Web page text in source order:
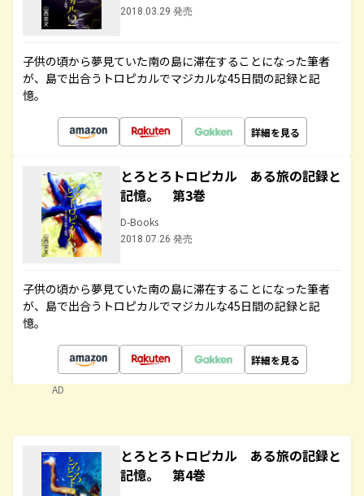
2018.03.29 発売
子供の頃から夢見ていた南の島に滞在することになった筆者
が、島で出合うトロピカルでマジカルな45日間の記録と記
憶。
詳細を見る
とろとろトロピカル ある旅の記録と
記憶。 第3巻
D-Books
2018.07.26 発売
子供の頃から夢見ていた南の島に滞在することになった筆者
が、島で出合うトロピカルでマジカルな45日間の記録と記
憶。
詳細を見る
AD
とろとろトロピカル ある旅の記録と
記憶。 第4巻